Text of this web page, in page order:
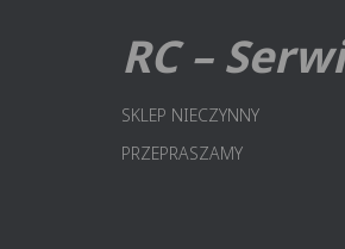
RC –
SKLEP NIECZYNNY
PRZEPRASZAMY